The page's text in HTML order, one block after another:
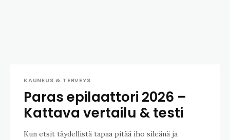
KAUNEUS & TERVEYS
Paras epilaattori 2026 –
Kattava vertailu & testi
Kun etsit täydellistä tapaa pitää iho sileänä ja